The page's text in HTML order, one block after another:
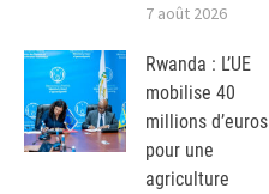
7 août 2026
Rwanda : L’UE
mobilise 40
millions d’euros
pour une
agriculture